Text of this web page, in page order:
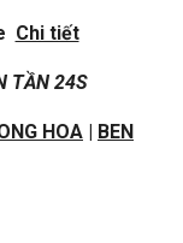
Chi tiết
TẦN 24S
HOA | BEN